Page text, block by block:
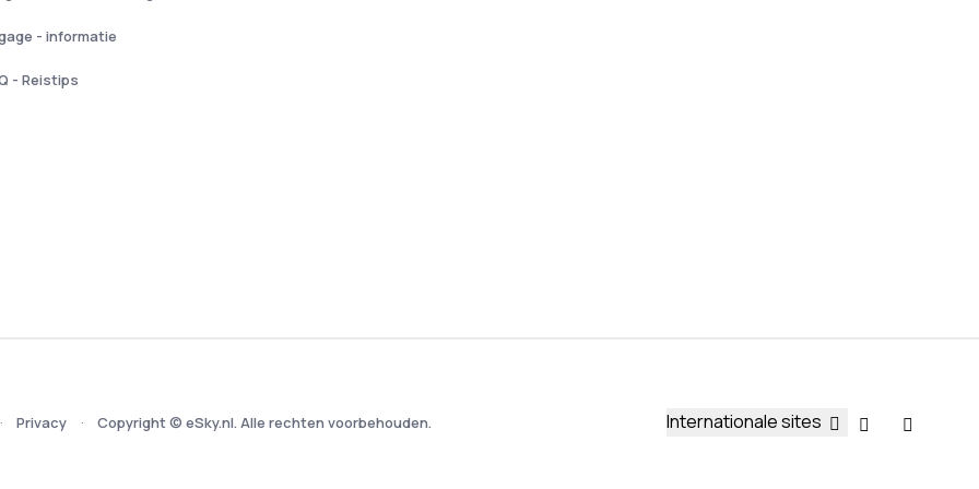
- informatie
- Reistips
Privacy Copyright © eSky.nl. Alle rechten voorbehouden. Internationale sites